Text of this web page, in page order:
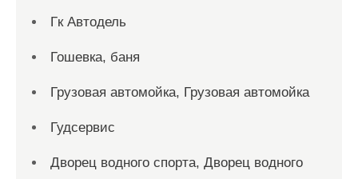
Гк Автодель
Гошевка, баня
Грузовая автомойка, Грузовая автомойка
Гудсервис
Дворец водного спорта, Дворец водного